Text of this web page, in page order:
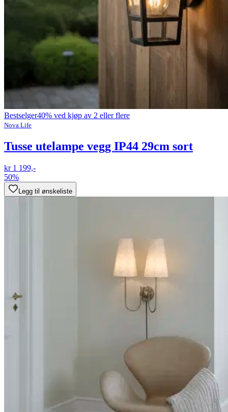
Bestselger40% ved kjøp av 2 eller flere
Nova Life
Tusse utelampe vegg IP44 29cm sort
kr 1 199,-
50%
Legg til ønskeliste